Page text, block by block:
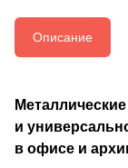
Описание
и
в офисе и